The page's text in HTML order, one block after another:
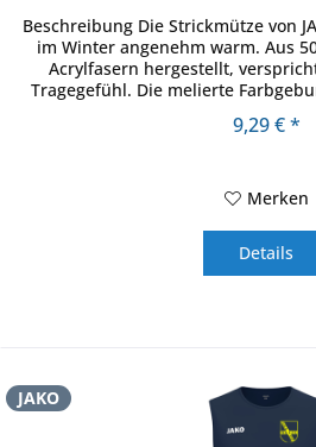
Beschreibung Die Strickmütze von
im Winter angenehm warm. Aus
Acrylfasern hergestellt,
Tragegefühl. Die melierte
9,29 € *
Merken
Details
JAKO